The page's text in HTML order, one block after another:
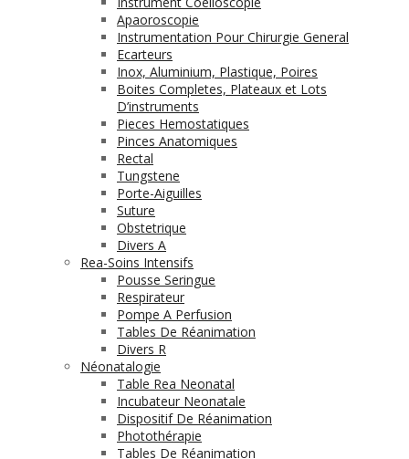
Apaoroscopie
Instrumentation Pour Chirurgie General
Ecarteurs
Inox, Aluminium, Plastique, Poires
Boites Completes, Plateaux et Lots
D’instruments
Pieces Hemostatiques
Pinces Anatomiques
Rectal
Tungstene
Porte-Aiguilles
Suture
Obstetrique
Divers A
Rea-Soins Intensifs
Pousse Seringue
Respirateur
Pompe A Perfusion
Tables De Réanimation
Divers R
Néonatalogie
Table Rea Neonatal
Incubateur Neonatale
Dispositif De Réanimation
Photothérapie
Tables De Réanimation